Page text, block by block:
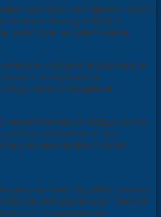
чувствую противную горечь.
связаны между собой, и
печали, которую я обронила в
в невесомости
незаслуженные обиды, но так
не сердился, и твоя
во мне зеленоглазою
они рвутся подобно лаве из
сжигая всё вокруг. Прости